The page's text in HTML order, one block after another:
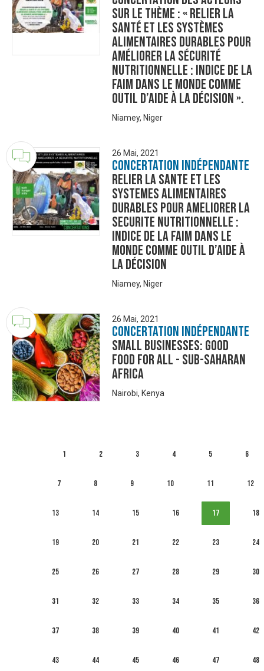
sur le thème : « Relier la
santé et les systèmes
alimentaires durables pour
améliorer la sécurité
nutritionnelle : Indice de la
Faim dans le Monde comme
outil d’aide à la décision ».
Niamey, Niger
26 Mai, 2021
Concertation Indépendante
RELIER LA SANTE ET LES
SYSTEMES ALIMENTAIRES
DURABLES POUR AMELIORER LA
SECURITE NUTRITIONNELLE :
Indice de la Faim dans le
Monde comme outil d’aide à
la décision
Niamey, Niger
26 Mai, 2021
Concertation Indépendante
Small Businesses: Good
Food for All - Sub-Saharan
Africa
Nairobi, Kenya
1 2 3 4 5 6
7 8 9 10 11 12
13 14 15 16 17 18
19 20 21 22 23 24
25 26 27 28 29 30
31 32 33 34 35 36
37 38 39 40 41 42
43 44 45 46 47 48